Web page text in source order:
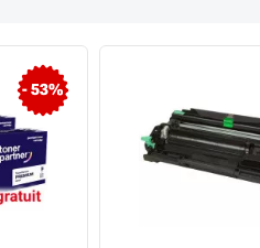
- 53%